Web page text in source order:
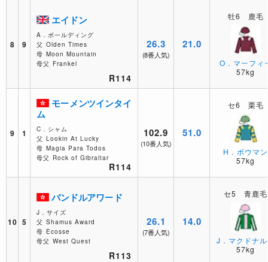
8 9
エイドン
A．ボールディング
父 Olden Times
母 Moon Mountain
母父 Frankel
R114
26.3
(8番人気)
21.0
牡6 鹿毛
O．マーフィ
57kg
9 1
モーメンツインタイ
ム
C．シャム
父 Lookin At Lucky
母 Magia Para Todos
母父 Rock of Gibraltar
R114
102.9
(10番人気)
51.0
セ6 栗毛
H．ボウマン
57kg
10 5
バンドルアワード
J．サイズ
父 Shamus Award
母 Ecosse
母父 West Quest
R113
26.1
(7番人気)
14.0
セ5 青鹿毛
J．マクドナ
57kg